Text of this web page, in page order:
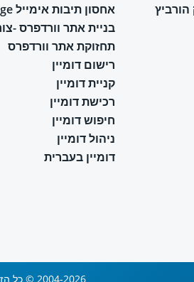
הורביץ
אחסון תיבות אימייל Exchange
בניית אתר וורדפרס -
תחזוקת אתר וורדפרס
רישום דומיין
קניית דומיין
רכישת דומיין
חיפוש דומיין
ניהול דומיין
דומיין בעברית
2004-2026 © כל הזכויות שמורות © אחסון אתרים ושרתים HostCenter.co.il